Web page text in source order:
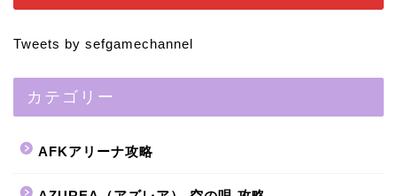
Tweets by sefgamechannel
カテゴリー
AFKアリーナ攻略